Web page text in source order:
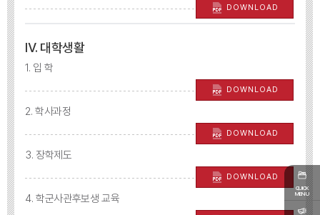
QUICK
MENU
DOWNLOAD
Ⅳ. 대학생활
1. 입 학
DOWNLOAD
2. 학사과정
DOWNLOAD
3. 장학제도
DOWNLOAD
4. 학군사관후보생 교육